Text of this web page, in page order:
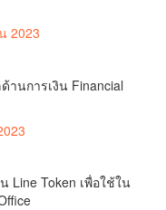
2023
านการเงิน Financial
Line Token เพื่อใช้ใน